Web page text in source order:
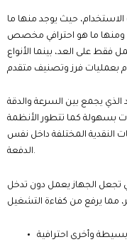
الاستخدام، حيث يوجد منها ما
ما هو احترافي مخصص
على العد، بينما الأنواع
الذي يجمع بين السرعة والدقة
بسهولة كما تتطور الأنظمة
النقدية المختلفة داخل نفس
الدفعة.
تجعل الجهاز يعمل دون تدخل
وأخرى احترافية